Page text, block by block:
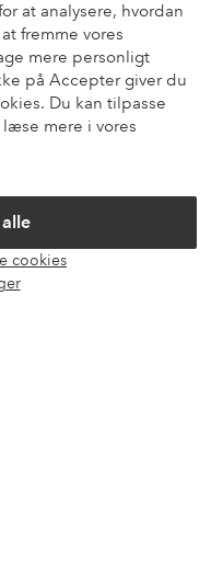
at analysere, hvordan
fremme vores
mere personligt
på Accepter giver du
Du kan tilpasse
mere i vores
cookies
Betalingsmåde